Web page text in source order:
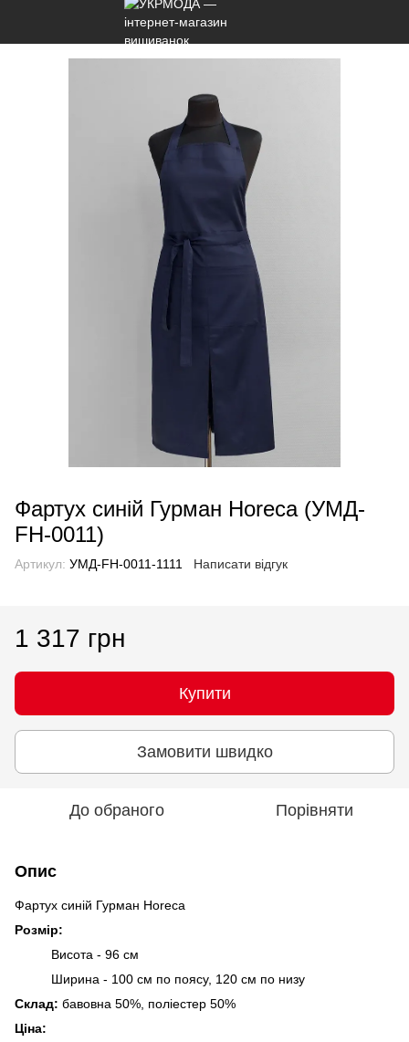
Фартух синій Гурман Horeca (УМД-
FH-0011)
Артикул: УМД-FH-0011-1111 Написати відгук
1 317 грн
Купити
Замовити швидко
До обраного Порівняти
Опис
Фартух синій Гурман Horeca
Розмір:
Висота - 96 см
Ширина - 100 см по поясу, 120 см по низу
Склад: бавовна 50%, поліестер 50%
Ціна: